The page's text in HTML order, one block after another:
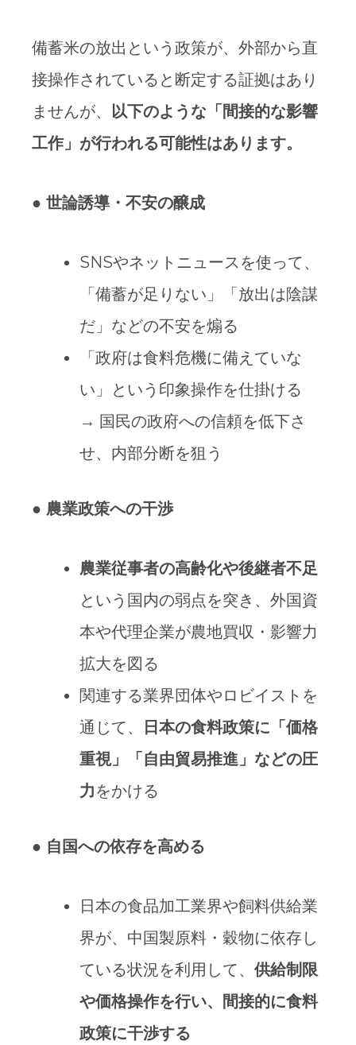
備蓄米の放出という政策が、外部から直
接操作されていると断定する証拠はあり
ませんが、 以下のような「間接的な影響
工作」が行われる可能性はあります。
● 世論誘導・不安の醸成
SNSやネットニュースを使って、
「備蓄が足りない」「放出は陰謀
だ」などの不安を煽る
「政府は食料危機に備えていな
い」という印象操作を仕掛ける
→ 国民の政府への信頼を低下さ
せ、内部分断を狙う
● 農業政策への干渉
農業従事者の高齢化や後継者不足
という国内の弱点を突き、外国資
本や代理企業が農地買収・影響力
拡大を図る
関連する業界団体やロビイストを
通じて、
日本の食料政策に「価格
重視」「自由貿易推進」などの圧
力をかける
● 自国への依存を高める
日本の食品加工業界や飼料供給業
界が、中国製原料・穀物に依存し
ている状況を利用して、 供給制限
や価格操作を行い、間接的に食料
政策に干渉する